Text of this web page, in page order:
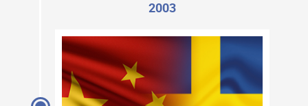
2003